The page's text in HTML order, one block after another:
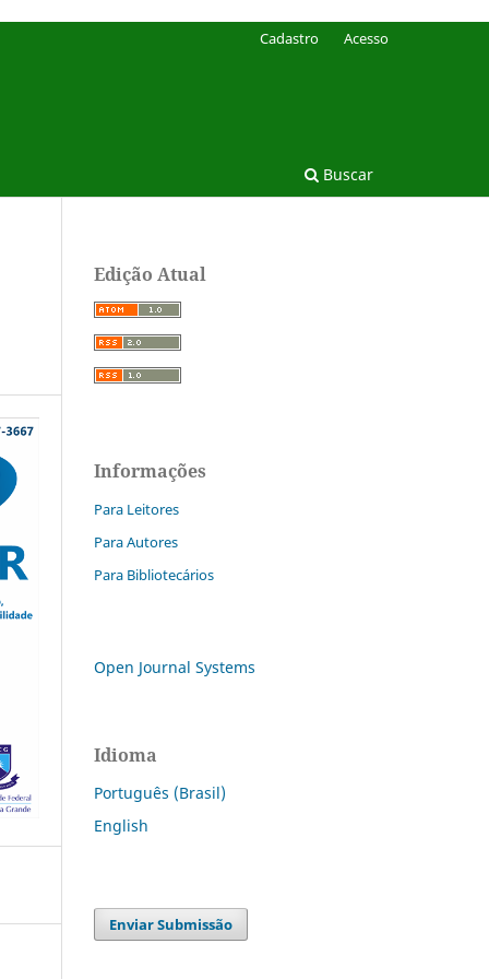
Buscar
Cadastro Acesso
Edição Atual
Informações
Para Leitores
Para Autores
Para Bibliotecários
Open Journal Systems
Idioma
Português (Brasil)
English
Enviar Submissão